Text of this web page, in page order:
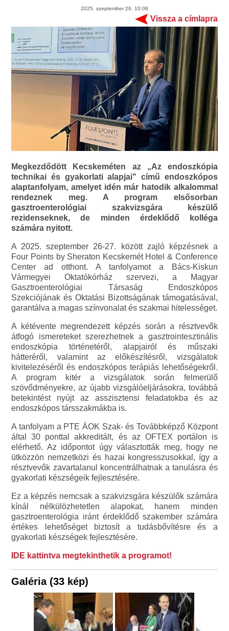
2025. szeptember 26. 10:08
Vissza a címlapra
Megkezdődött Kecskeméten az „Az endoszkópia
technikai és gyakorlati alapjai" című endoszkópos
alaptanfolyam, amelyet idén már hatodik alkalommal
rendeznek meg. A program elsősorban
gasztroenterológiai szakvizsgára készülő
rezidenseknek, de minden érdeklődő kolléga
számára nyitott.
A 2025. szeptember 26-27. között zajló képzésnek a
Four Points by Sheraton Kecskemét Hotel & Conference
Center ad otthont. A tanfolyamot a Bács-Kiskun
Vármegyei Oktatókórház szervezi, a Magyar
Gasztroenterológiai Társaság Endoszkópos
Szekciójának és Oktatási Bizottságának támogatásával,
garantálva a magas színvonalat és szakmai hitelességet.
A kétévente megrendezett képzés során a résztvevők
átfogó ismereteket szerezhetnek a gasztrointesztinális
endoszkópia történetéről, alapjairól és műszaki
hátteréről, valamint az előkészítésről, vizsgálatok
kivitelezéséről és endoszkópos terápiás lehetőségekről.
A program kitér a vizsgálatok során felmerülő
szövődményekre, az újabb vizsgálóeljárásokra, továbbá
betekintést nyújt az asszisztensi feladatokba és az
endoszkópos társszakmákba is.
A tanfolyam a PTE ÁOK Szak- és Továbbképző Központ
által 30 ponttal akkreditált, és az OFTEX portálon is
elérhető. Az időpontot úgy választották meg, hogy ne
ütközzön nemzetközi és hazai kongresszusokkal, így a
résztvevők zavartalanul koncentrálhatnak a tanulásra és
gyakorlati készségeik fejlesztésére.
Ez a képzés nemcsak a szakvizsgára készülők számára
kínál nélkülözhetetlen alapokat, hanem minden
gasztroenterológia iránt érdeklődő szakember számára
értékes lehetőséget biztosít a tudásbővítésre és a
gyakorlati készségek fejlesztésére.
IDE kattintva megtekinthetik a programot!
Galéria (33 kép)